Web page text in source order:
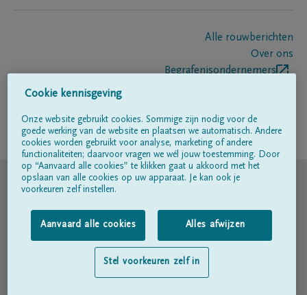
Alle rouwberichten
Over ons
Begrafenisondernemers
Volg ons op
© DELA
Gebruiksvoorwaarden
Privacyverklaring
Toegankelijkheidsverklaring
Cookie kennisgeving
Onze website gebruikt cookies. Sommige zijn nodig voor de
goede werking van de website en plaatsen we automatisch. Andere
cookies worden gebruikt voor analyse, marketing of andere
functionaliteiten; daarvoor vragen we wél jouw toestemming. Door
op “Aanvaard alle cookies” te klikken gaat u akkoord met het
opslaan van alle cookies op uw apparaat. Je kan ook je
voorkeuren zelf instellen.
Aanvaard alle cookies Alles afwijzen
Stel voorkeuren zelf in